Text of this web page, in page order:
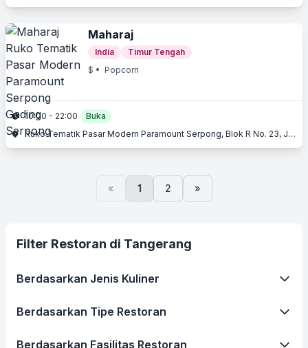
Maharaj
India
Timur Tengah
$ • Popcorn
10:00 - 22:00
Buka
Ruko Tematik Pasar Modern Paramount Serpong, Blok R No. 23, Jl. Boulevard Raya Gading Serpong, Gading Serpong, Serpong, Tangerang, Banten
« 1 2 »
Filter Restoran di Tangerang
Berdasarkan Jenis Kuliner
Berdasarkan Tipe Restoran
Berdasarkan Fasilitas Restoran